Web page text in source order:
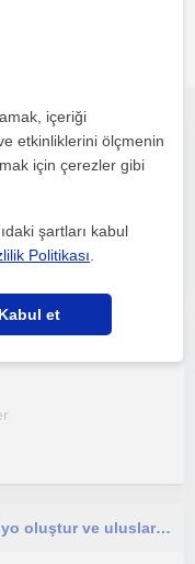
Her öğrencinin potansiyeline inanan ilham veren resim öğretmeni.
Kendi tarzını keşfet, güçlü bir portfolyo oluştur ve uluslararası sergilerde yer almaya hazırlan.
içeriği
etkinliklerini ölçmenin
için çerezler gibi
şartları kabul
Politikası
Kabul et